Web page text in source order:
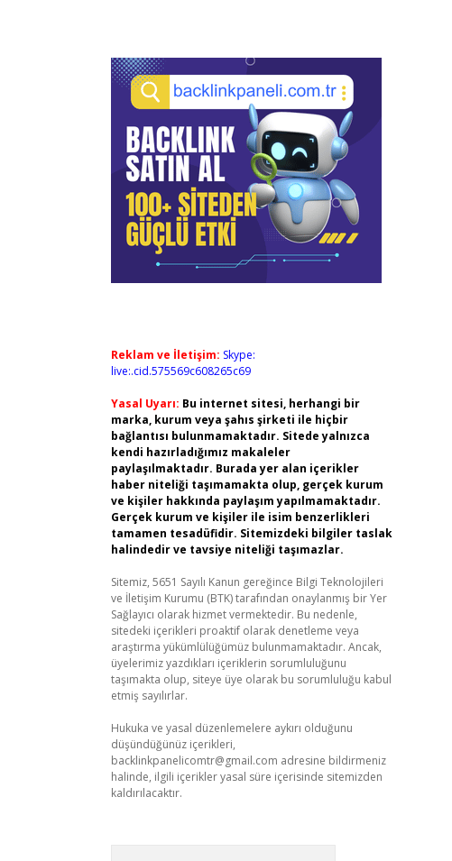
Reklam ve İletişim: Skype:
live:.cid.575569c608265c69
Yasal Uyarı: Bu internet sitesi, herhangi bir
marka, kurum veya şahıs şirketi ile hiçbir
bağlantısı bulunmamaktadır. Sitede yalnızca
kendi hazırladığımız makaleler
paylaşılmaktadır. Burada yer alan içerikler
haber niteliği taşımamakta olup, gerçek kurum
ve kişiler hakkında paylaşım yapılmamaktadır.
Gerçek kurum ve kişiler ile isim benzerlikleri
tamamen tesadüfidir. Sitemizdeki bilgiler taslak
halindedir ve tavsiye niteliği taşımazlar.
Sitemiz, 5651 Sayılı Kanun gereğince Bilgi Teknolojileri
ve İletişim Kurumu (BTK) tarafından onaylanmış bir Yer
Sağlayıcı olarak hizmet vermektedir. Bu nedenle,
sitedeki içerikleri proaktif olarak denetleme veya
araştırma yükümlülüğümüz bulunmamaktadır. Ancak,
üyelerimiz yazdıkları içeriklerin sorumluluğunu
taşımakta olup, siteye üye olarak bu sorumluluğu kabul
etmiş sayılırlar.
Hukuka ve yasal düzenlemelere aykırı olduğunu
düşündüğünüz içerikleri,
backlinkpanelicomtr@gmail.com adresine bildirmeniz
halinde, ilgili içerikler yasal süre içerisinde sitemizden
kaldırılacaktır.